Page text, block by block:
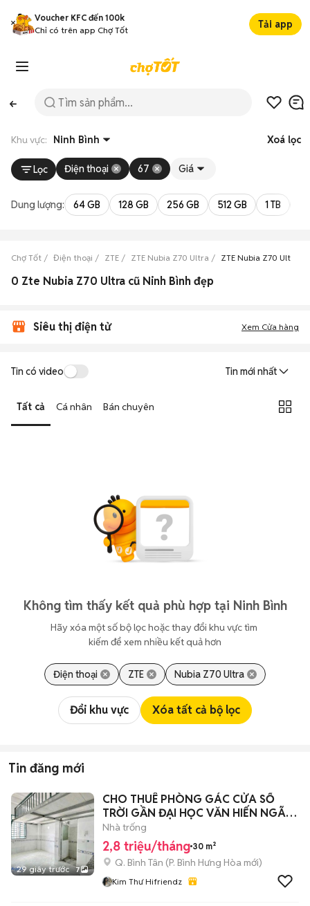
Voucher KFC đến 100k
Chỉ có trên app Chợ Tốt
Tải app
Khu vực: Ninh Bình Xoá lọc
Lọc Điện thoại 67 Giá
Dung lượng: 64 GB 128 GB 256 GB 512 GB 1 TB
Chợ Tốt Điện thoại ZTE ZTE Nubia Z70 Ultra ZTE Nubia Z70 Ultra
0 Zte Nubia Z70 Ultra cũ Ninh Bình đẹp
Siêu thị điện tử Xem Cửa hàng
Tin có video Tin mới nhất
Tất cả Cá nhân Bán chuyên
Không tìm thấy kết quả phù hợp tại Ninh Bình
Hãy xóa một số bộ lọc hoặc thay đổi khu vực tìm
kiếm để xem nhiều kết quả hơn
Điện thoại ZTE Nubia Z70 Ultra
Đổi khu vực Xóa tất cả bộ lọc
Tin đăng mới
29 giây trước 7
CHO THUÊ PHÒNG GÁC CỬA SỔ
TRỜI GẦN ĐẠI HỌC VĂN HIẾN NGÃ
TƯ 4 Xã
Nhà trống
2,8 triệu/tháng 30 m²
Q. Bình Tân (P. Bình Hưng Hòa mới)
Kim Thư Hifriendz